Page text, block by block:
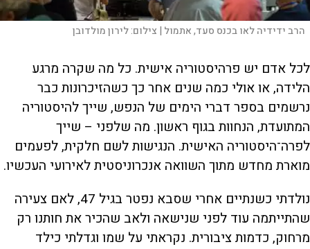
הרב ידידיה לאו בכנס סעד, אתמול | צילום:לירון מולדובן
לכל אדם יש פרהיסטוריה אישית. כל מה שקרה מרגע
הלידה, או אולי כמה שנים אחר כך כשהזיכרונות כבר
נרשמים בספר דברי הימים של הנפש, שייך להיסטוריה
המתועדת, הנחוות בגוף ראשון. מה שלפני – שייך
לפרה־היסטוריה האישית. הנגישות לשם חלקית, לפעמים
מוארת מחדש מתוך השוואה אנכרוניסטית לאירועי העכשיו.
נולדתי כשנתיים אחרי שסבא נפטר בגיל 47, לאם צעירה
שהתייתמה עוד לפני שנישאה ולאב שהכיר את חותנו רק
מרחוק, כדמות ציבורית. נקראתי על שמו וגדלתי כילד